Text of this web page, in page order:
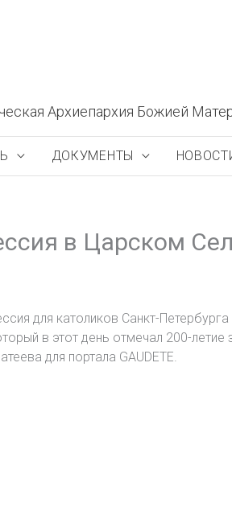
Архиепархия Божией
ДОКУМЕНТЫ
в Царском
для католиков Санкт-
в этот день отмечал 200-летие
для портала GAUDETE.